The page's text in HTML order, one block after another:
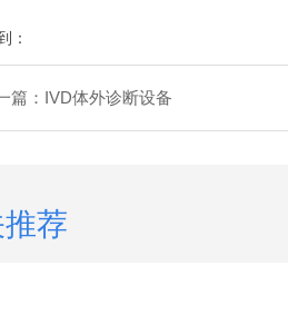
：
篇： IVD体外诊断设备
荐